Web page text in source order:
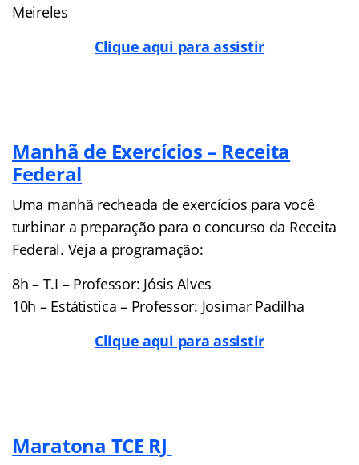
Meireles
Clique aqui para assistir
Manhã de Exercícios – Receita
Federal
Uma manhã recheada de exercícios para você
turbinar a preparação para o concurso da Receita
Federal. Veja a programação:
8h – T.I – Professor: Jósis Alves
10h – Estátistica – Professor: Josimar Padilha
Clique aqui para assistir
Maratona TCE RJ